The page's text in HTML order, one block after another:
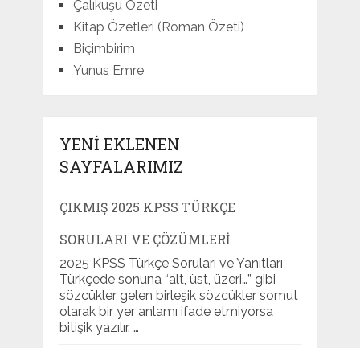
Çalıkuşu Özeti
Kitap Özetleri (Roman Özeti)
Biçimbirim
Yunus Emre
YENI EKLENEN
SAYFALARIMIZ
ÇIKMIŞ 2025 KPSS TÜRKÇE
SORULARI VE ÇÖZÜMLERI
2025 KPSS Türkçe Soruları ve Yanıtları
Türkçede sonuna “alt, üst, üzeri…” gibi
sözcükler gelen birleşik sözcükler somut
olarak bir yer anlamı ifade etmiyorsa
bitişik yazılır. …